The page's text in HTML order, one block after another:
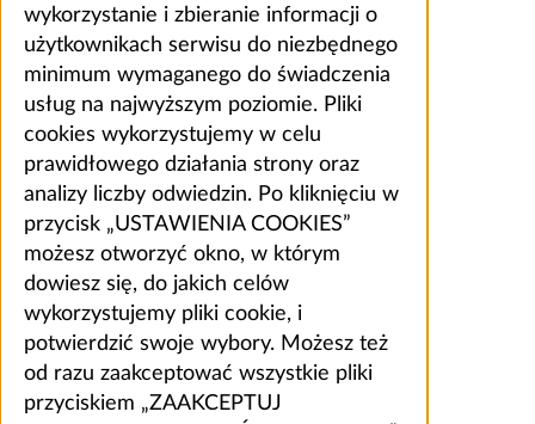
wykorzystanie i zbieranie informacji o
użytkownikach serwisu do niezbędnego
minimum wymaganego do świadczenia
usług na najwyższym poziomie. Pliki
cookies wykorzystujemy w celu
prawidłowego działania strony oraz
analizy liczby odwiedzin. Po kliknięciu w
przycisk „USTAWIENIA COOKIES”
możesz otworzyć okno, w którym
dowiesz się, do jakich celów
wykorzystujemy pliki cookie, i
potwierdzić swoje wybory. Możesz też
od razu zaakceptować wszystkie pliki
przyciskiem „ZAAKCEPTUJ